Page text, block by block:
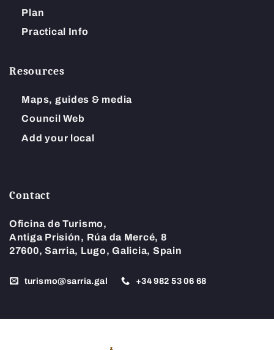
Plan
Practical Info
Resources
Maps, guides & media
Council Web
Add your local
Contact
Oficina de Turismo,
Antiga Prisión, Rúa da Mercé, 8
27600, Sarria, Lugo, Galicia, Spain
turismo@sarria.gal +34 982 53 06 68